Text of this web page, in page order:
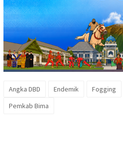
Angka DBD Endemik Fogging
Pemkab Bima